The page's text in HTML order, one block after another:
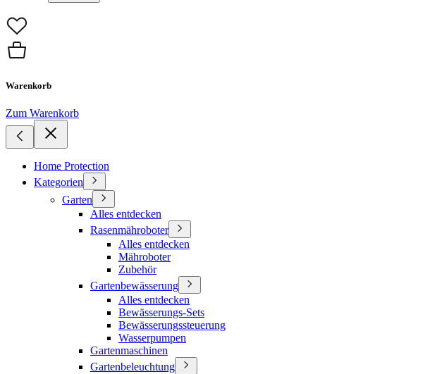
Warenkorb
Zum Warenkorb
Home Protection
Kategorien
Garten
Alles entdecken
Rasenmähroboter
Alles entdecken
Mähroboter
Zubehör
Gartenbewässerung
Alles entdecken
Bewässerungs-Sets
Bewässerungssteuerung
Wasserpumpen
Gartenmaschinen
Gartenbeleuchtung